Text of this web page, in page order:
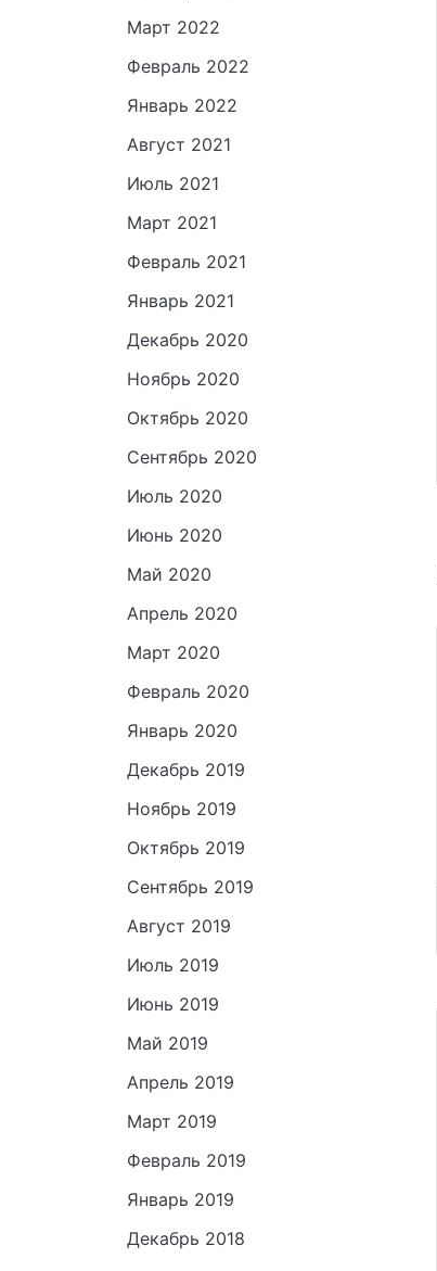
Март 2022
Февраль 2022
Январь 2022
Август 2021
Июль 2021
Март 2021
Февраль 2021
Январь 2021
Декабрь 2020
Ноябрь 2020
Октябрь 2020
Сентябрь 2020
Июль 2020
Июнь 2020
Май 2020
Апрель 2020
Март 2020
Февраль 2020
Январь 2020
Декабрь 2019
Ноябрь 2019
Октябрь 2019
Сентябрь 2019
Август 2019
Июль 2019
Июнь 2019
Май 2019
Апрель 2019
Март 2019
Февраль 2019
Январь 2019
Декабрь 2018